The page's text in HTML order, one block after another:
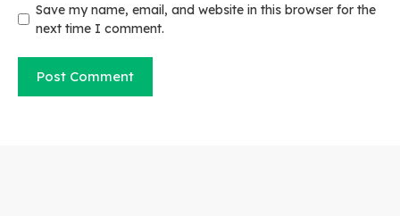
Save my name, email, and website in this browser for the
next time I comment.